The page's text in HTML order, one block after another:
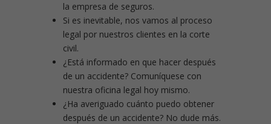
la empresa de seguros.
Si es inevitable, nos vamos al proceso
legal por nuestros clientes en la corte
civil.
¿Está informado en que hacer después
de un accidente? Comuníquese con
nuestra oficina legal hoy mismo.
¿Ha averiguado cuánto puedo obtener
después de un accidente? No dude más.